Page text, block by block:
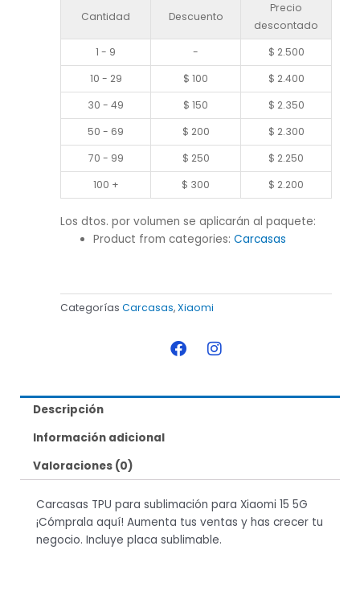
Cantidad Descuento
Precio
descontado
1 - 9
- $ 2.500
10 - 29
$ 100 $ 2.400
30 - 49
$ 150 $ 2.350
50 - 69
$ 200 $ 2.300
70 - 99
$ 250 $ 2.250
100 +
$ 300 $ 2.200
Los dtos. por volumen se aplicarán al paquete:
Product from categories:Carcasas
Categorías Carcasas,Xiaomi
F
a
b
I
n
a
Descripción
Información adicional
Valoraciones (0)
Carcasas TPU para sublimación para Xiaomi 15 5G
¡Cómprala aquí! Aumenta tus ventas y has crecer tu
negocio. Incluye placa sublimable.